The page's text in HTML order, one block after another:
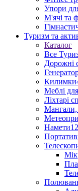
Упори
М'ячі та
Туризм та
Каталог
Все
Дорожні
Килимки
Меблі
Ліхтарі
Мангали,
Намети